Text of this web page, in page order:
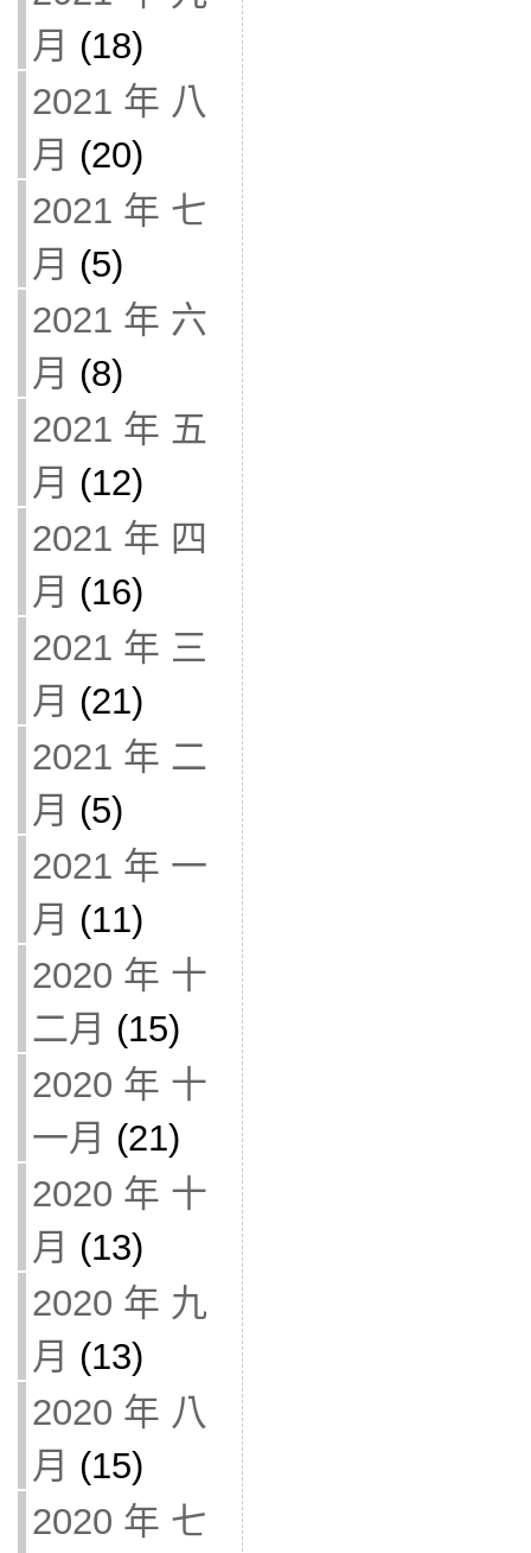
月 (18)
2021 年 八
月 (20)
2021 年 七
月 (5)
2021 年 六
月 (8)
2021 年 五
月 (12)
2021 年 四
月 (16)
2021 年 三
月 (21)
2021 年 二
月 (5)
2021 年 一
月 (11)
2020 年 十
二月 (15)
2020 年 十
一月 (21)
2020 年 十
月 (13)
2020 年 九
月 (13)
2020 年 八
月 (15)
2020 年 七